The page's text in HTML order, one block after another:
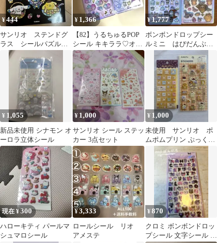
¥444
サンリオ ステンドグ
ラス シールパズル
リトルツインスターズ
¥ 1,366
【82】うるちゅるPOP
シール キキララ♡オバ
ケーヌサンリオキャラ
クターズ
¥1,777
ボンボンドロップシー
ルミニ はぴだんぶい
うるちゅるPOPシール
サンリオ
¥ 1,055
新品未使用 シナモン オ
ーロラ立体シール
¥ 1,000
サンリオ シール ステッ
カー 3点セット
¥ 1,000
未使用 サンリオ ポ
ムポムプリン ぷっくり
シール タイルシール 30
周年記念
現在 ¥ 300
ハローキティ パールマ
シュマロシール
¥3,333
ロールシール リオ
アメステ
¥870
クロミ ボンボンドロッ
プシール 文字シール サ